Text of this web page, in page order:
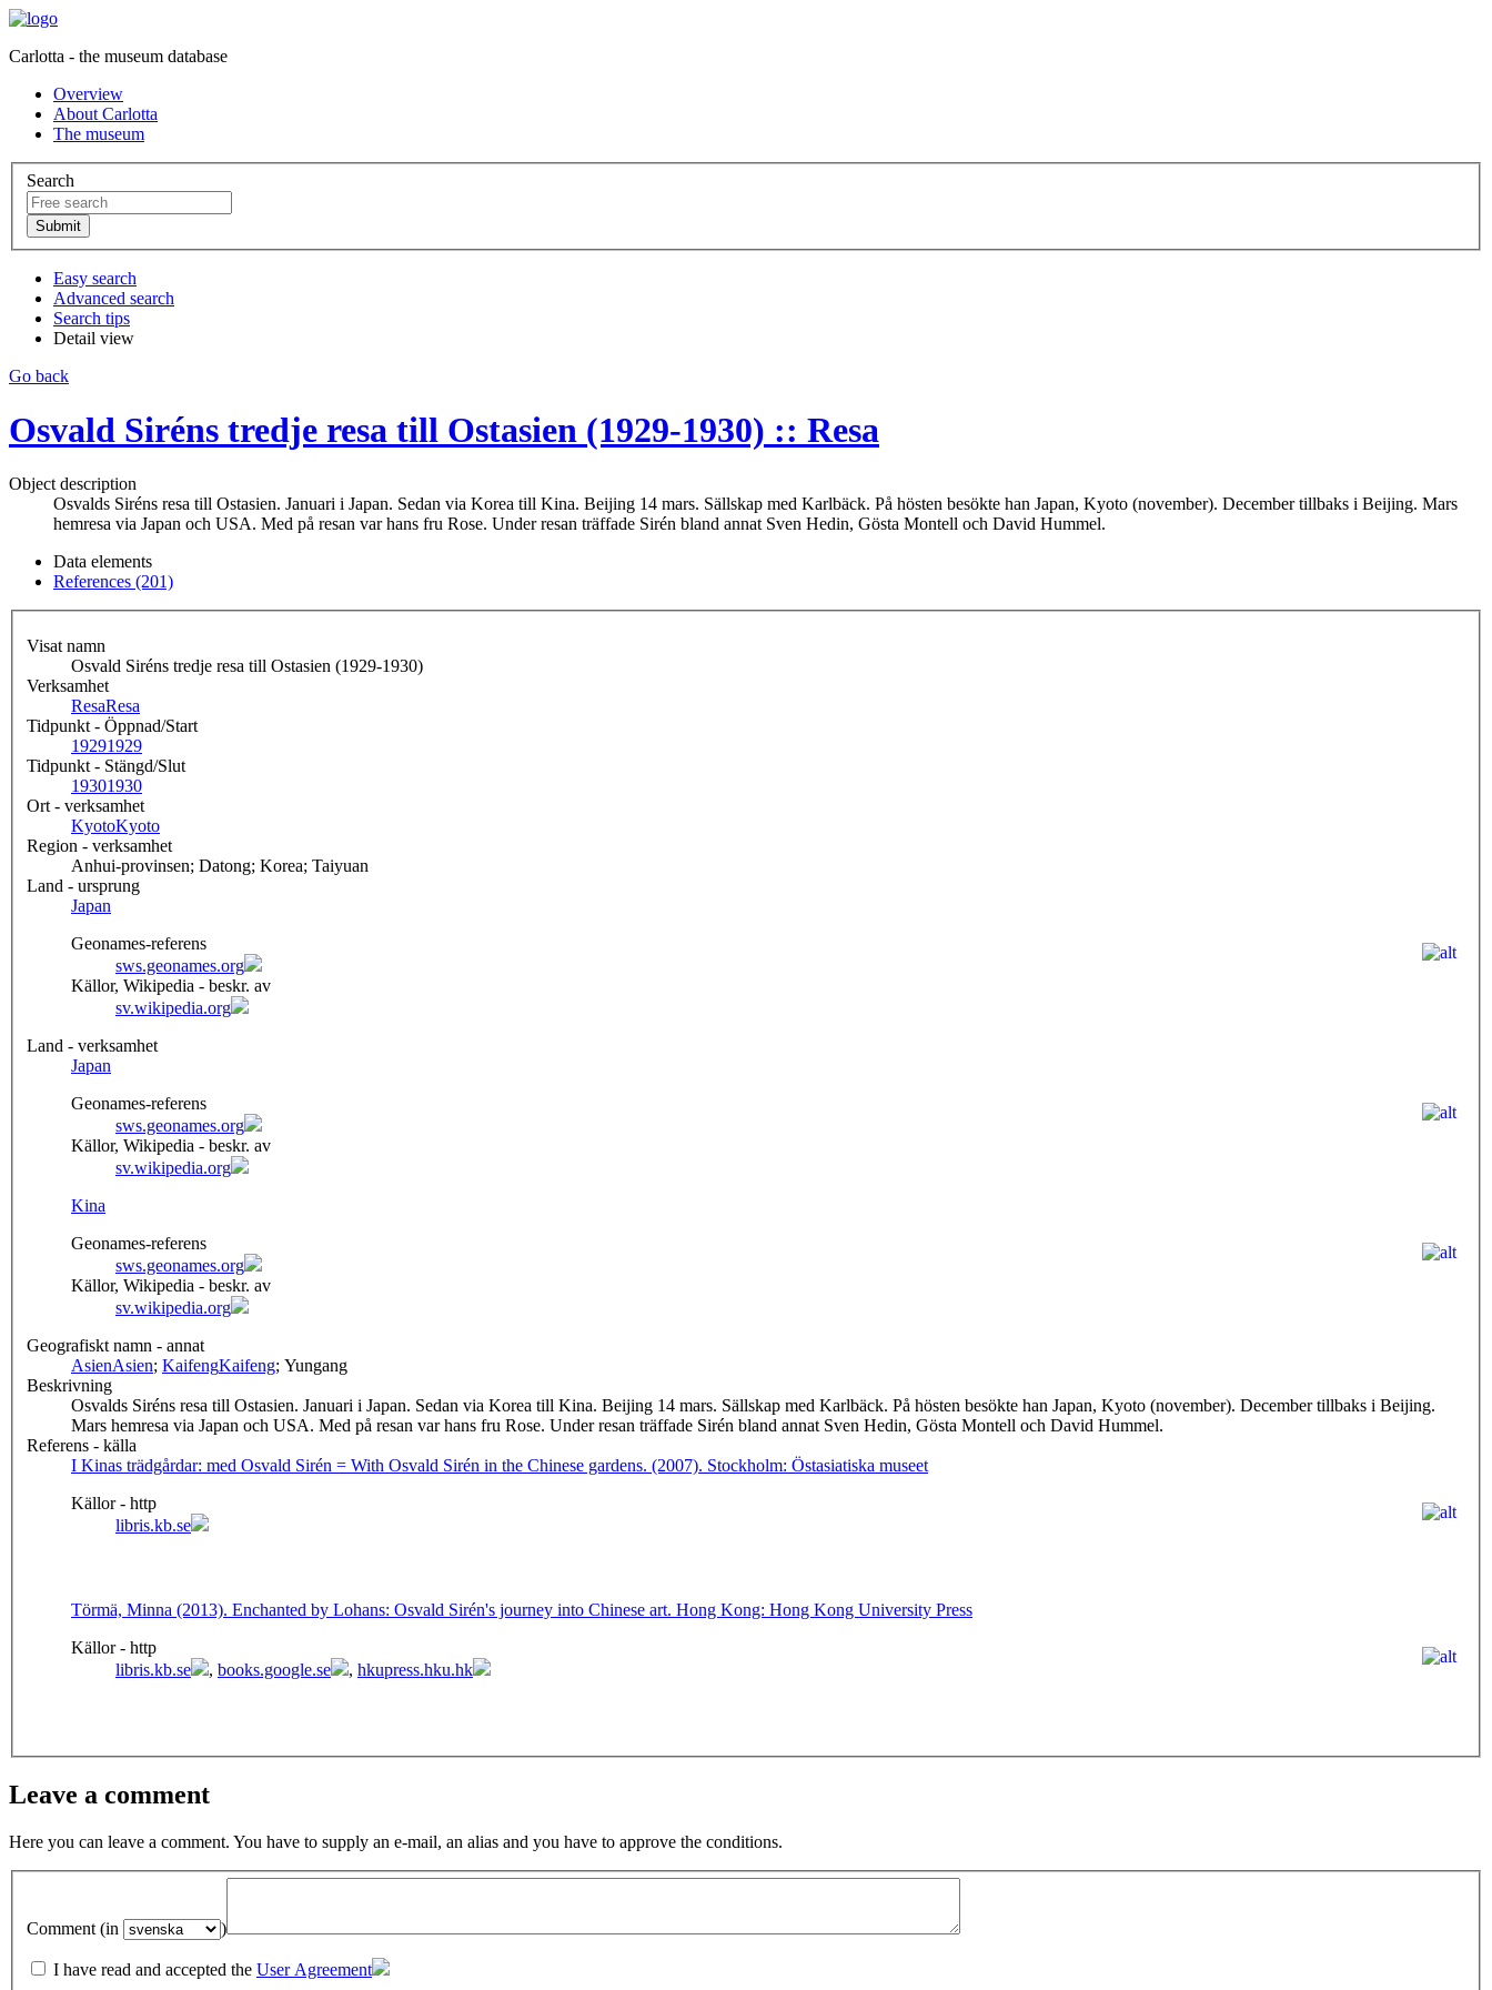
Carlotta - the museum database
Overview
About Carlotta
The museum
Search
Easy search
Advanced search
Search tips
Detail view
Go back
Osvald Siréns tredje resa till Ostasien (1929-1930) :: Resa
Object description
Osvalds Siréns resa till Ostasien. Januari i Japan. Sedan via Korea till Kina. Beijing 14 mars. Sällskap med Karlbäck. På hösten besökte han Japan, Kyoto (november). December tillbaks i Beijing. Mars
hemresa via Japan och USA. Med på resan var hans fru Rose. Under resan träffade Sirén bland annat Sven Hedin, Gösta Montell och David Hummel.
Data elements
References (201)
Visat namn
Osvald Siréns tredje resa till Ostasien (1929-1930)
Verksamhet
ResaResa
Tidpunkt - Öppnad/Start
19291929
Tidpunkt - Stängd/Slut
19301930
Ort - verksamhet
KyotoKyoto
Region - verksamhet
Anhui-provinsen; Datong; Korea; Taiyuan
Land - ursprung
Japan
Geonames-referens
sws.geonames.org
Källor, Wikipedia - beskr. av
sv.wikipedia.org
Land - verksamhet
Japan
Geonames-referens
sws.geonames.org
Källor, Wikipedia - beskr. av
sv.wikipedia.org
Kina
Geonames-referens
sws.geonames.org
Källor, Wikipedia - beskr. av
sv.wikipedia.org
Geografiskt namn - annat
AsienAsien; KaifengKaifeng; Yungang
Beskrivning
Osvalds Siréns resa till Ostasien. Januari i Japan. Sedan via Korea till Kina. Beijing 14 mars. Sällskap med Karlbäck. På hösten besökte han Japan, Kyoto (november). December tillbaks i Beijing.
Mars hemresa via Japan och USA. Med på resan var hans fru Rose. Under resan träffade Sirén bland annat Sven Hedin, Gösta Montell och David Hummel.
Referens - källa
I Kinas trädgårdar: med Osvald Sirén = With Osvald Sirén in the Chinese gardens. (2007). Stockholm: Östasiatiska museet
Källor - http
libris.kb.se
Törmä, Minna (2013). Enchanted by Lohans: Osvald Sirén's journey into Chinese art. Hong Kong: Hong Kong University Press
Källor - http
libris.kb.se
, books.google.se , hkupress.hku.hk
Leave a comment
Here you can leave a comment. You have to supply an e-mail, an alias and you have to approve the conditions.
Comment (in )
I have read and accepted the User Agreement